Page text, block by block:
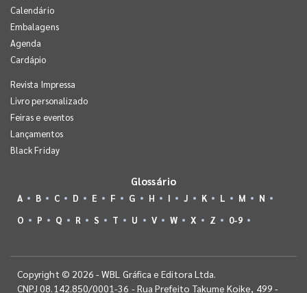
Calendário
Embalagens
Agenda
Cardápio
Revista Impressa
Livro personalizado
Feiras e eventos
Lançamentos
Black Friday
Glossário
A B C D E F G H I J K L M
N
O
P Q R S T U V W X Z 0-9
Copyright © 2026 - WBL Gráfica e Editora Ltda.
CNPJ 08.142.850/0001-36 - Rua Prefeito Takume Koike, 499 -